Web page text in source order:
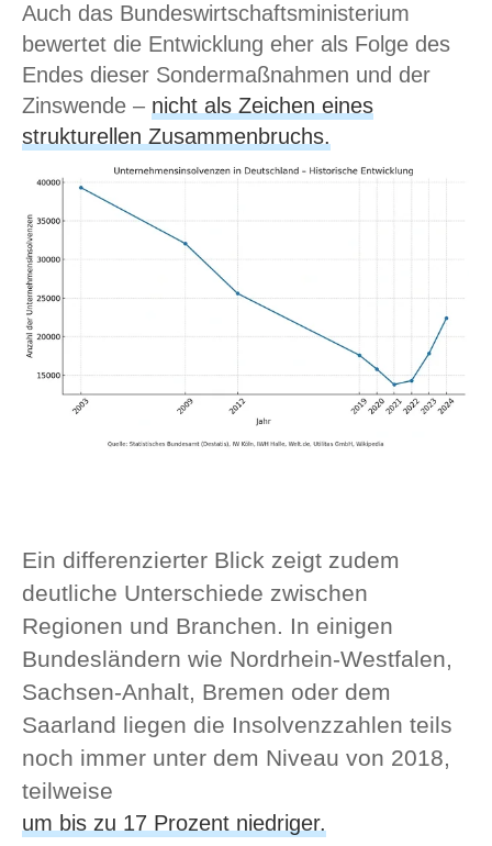
Auch das Bundeswirtschaftsministerium
bewertet die Entwicklung eher als Folge des
Endes dieser Sondermaßnahmen und der
Zinswende – nicht als Zeichen eines
strukturellen Zusammenbruchs.
Ein differenzierter Blick zeigt zudem
deutliche Unterschiede zwischen
Regionen und Branchen. In einigen
Bundesländern wie Nordrhein-Westfalen,
Sachsen-Anhalt, Bremen oder dem
Saarland liegen die Insolvenzzahlen teils
noch immer unter dem Niveau von 2018,
teilweise
um bis zu 17 Prozent niedriger.